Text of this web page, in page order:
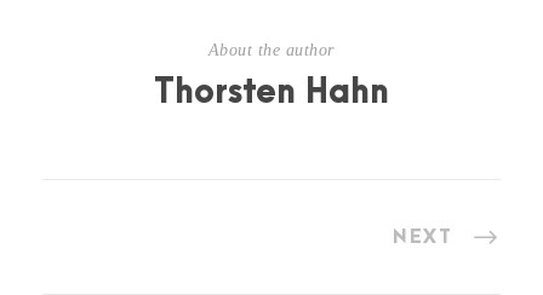
About the author
Thorsten Hahn
NEXT